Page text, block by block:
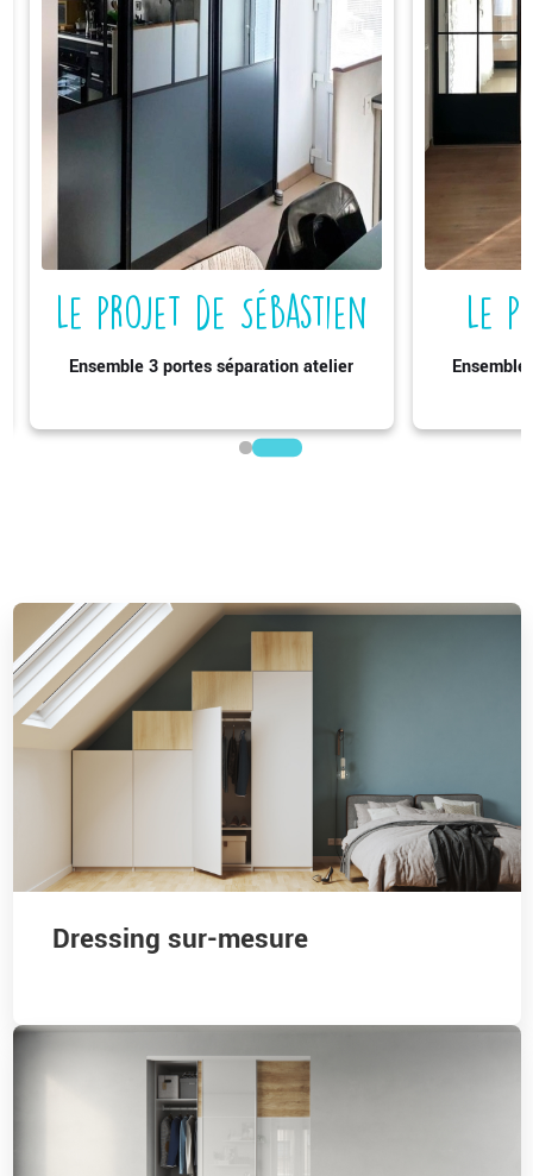
Le projet de Sébastien
Ensemble 3 portes séparation atelier
Le
Dressing sur-mesure